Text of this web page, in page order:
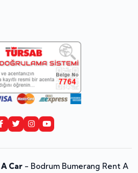
Car- Bodrum Bumerang Rent A